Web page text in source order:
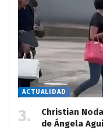
ACTUALIDAD
Christian
de Ángela